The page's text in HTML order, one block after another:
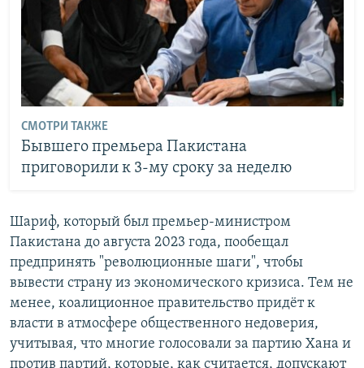
СМОТРИ ТАКЖЕ
Бывшего премьера Пакистана
приговорили к 3-му сроку за неделю
Шариф, который был премьер-министром
Пакистана до августа 2023 года, пообещал
предпринять "революционные шаги", чтобы
вывести страну из экономического кризиса. Тем не
менее, коалиционное правительство придёт к
власти в атмосфере общественного недоверия,
учитывая, что многие голосовали за партию Хана и
против партий, которые, как считается, допускают